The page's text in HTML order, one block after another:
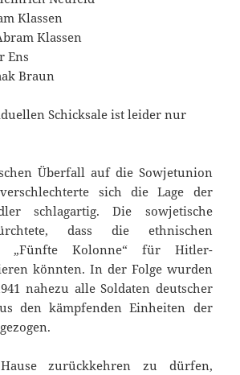
Klassen
Klassen
Ens
Braun
Schicksale ist leider nur
Überfall auf die Sowjetunion
sich die Lage der
schlagartig. Die sowjetische
dass die ethnischen
„Fünfte Kolonne“ für Hitler-
könnten. In der Folge wurden
nahezu alle Soldaten deutscher
den kämpfenden Einheiten der
zurückkehren zu dürfen,